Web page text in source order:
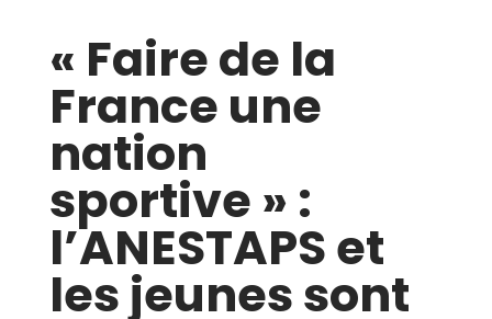
« Faire de la
France une
nation
sportive » :
l’ANESTAPS et
les jeunes sont